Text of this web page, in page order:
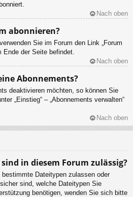
Nach oben
abonnieren?
Sie im Forum den Link „Forum
Ende der Seite befindet.
Nach oben
Abonnements?
deaktivieren möchten, so können Sie
„Einstieg“ – „Abonnements verwalten“
Nach oben
in diesem Forum zulässig?
Dateitypen zulassen oder
sind, welche Dateitypen Sie
benötigen, wenden Sie sich bitte